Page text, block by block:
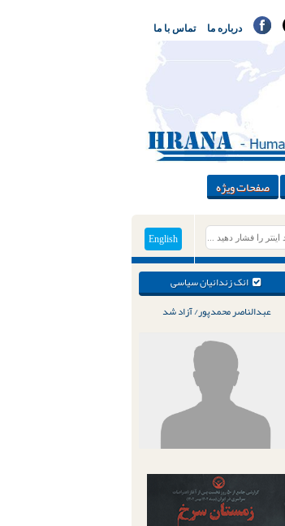
تماس با ما درباره ما
صفحات ویژه
English
انک زندانیان سیاسی
عبدالناصر محمدپور/ آزاد شد